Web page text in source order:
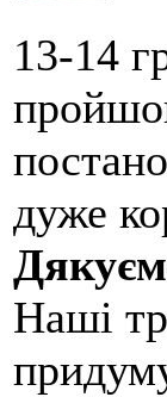
13-14
дуже
Наші